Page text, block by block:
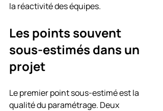
la réactivité des équipes.
Les points souvent
sous-estimés dans un
projet
Le premier point sous-estimé est la
qualité du paramétrage. Deux